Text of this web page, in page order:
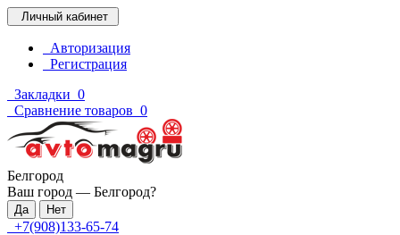
Личный кабинет
Авторизация
Регистрация
Закладки 0
Сравнение товаров 0
Белгород
Ваш город — Белгород?
+7(908)133-65-74